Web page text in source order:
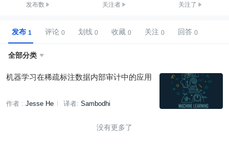
发布数 关注者 关注了
发布 评论 划线 收藏 关注 回答
全部分类 
机器学习在稀疏标注数据内部审计中的应用
作者 : Jesse He 译者: Sambodhi
没有更多了